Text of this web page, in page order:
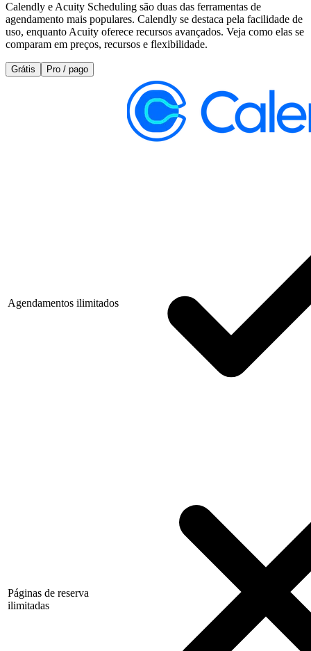
Calendly e Acuity Scheduling são duas das ferramentas de
agendamento mais populares. Calendly se destaca pela facilidade de
uso, enquanto Acuity oferece recursos avançados. Veja como elas se
comparam em preços, recursos e flexibilidade.
Grátis Pro / pago
Agendamentos ilimitados
Páginas de reserva
ilimitadas